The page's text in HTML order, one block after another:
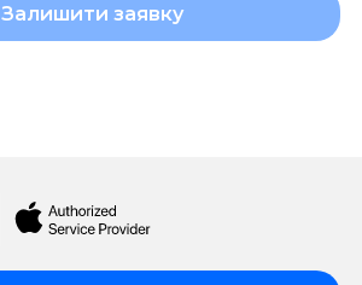
Залишити заявку